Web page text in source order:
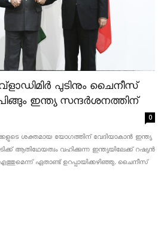
പുടിനും ചൈനീസ്
ഇന്ത്യ സന്ദർശനത്തിന്
0
ശക്തമായ യോഗത്തിന് വേദിയാകാൻ ഇന്ത്യ
ആതിഥേയത്വം വഹിക്കുന്ന ഇന്ത്യയിലേക്ക് റഷ്യൻ
എത്തുമെന്ന് ഏതാണ്ട് ഉറപ്പായിക്കഴിഞ്ഞു. ചൈനീസ്